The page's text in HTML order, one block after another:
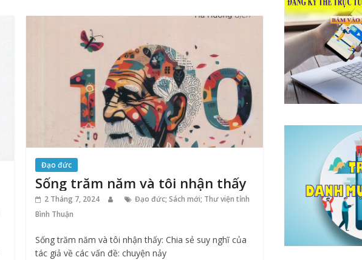
Đạo đức
Sống trăm năm và tôi nhận thấy
2 Tháng 7, 2024
Đạo đức; Sách mới; Thư viện tỉnh
Bình Thuận
Sống trăm năm và tôi nhận thấy: Chia sẻ suy nghĩ của
tác giả về các vấn đề: chuyện nảy